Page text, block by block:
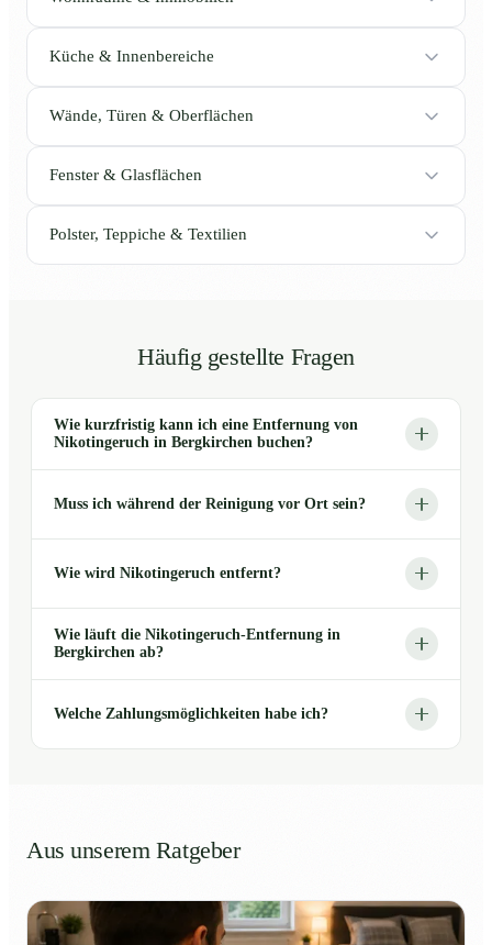
Küche & Innenbereiche
Wände, Türen & Oberflächen
Fenster & Glasflächen
Polster, Teppiche & Textilien
Häufig gestellte Fragen
Wie kurzfristig kann ich eine Entfernung von
Nikotingeruch in Bergkirchen buchen?
Muss ich während der Reinigung vor Ort sein?
Wie wird Nikotingeruch entfernt?
Wie läuft die Nikotingeruch-Entfernung in
Bergkirchen ab?
Welche Zahlungsmöglichkeiten habe ich?
Aus unserem Ratgeber